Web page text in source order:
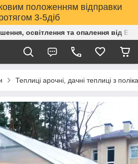
положенням відправки
3-5діб
освітлення та опалення від
Теплиці арочні, дачні теплиці з